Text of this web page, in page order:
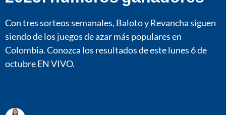
Con tres sorteos semanales, Baloto y Revancha siguen
siendo de los juegos de azar más populares en
Colombia. Conozca los resultados de este lunes 6 de
octubre EN VIVO.